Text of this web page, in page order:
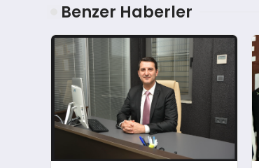
Benzer Haberler